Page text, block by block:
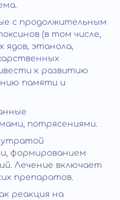
с продолжительным
(в том числе,
ядов, этанола,
к развитию
памяти и
потрясениями.
утратой
формированием
Лечение включает
препаратов.
реакция на